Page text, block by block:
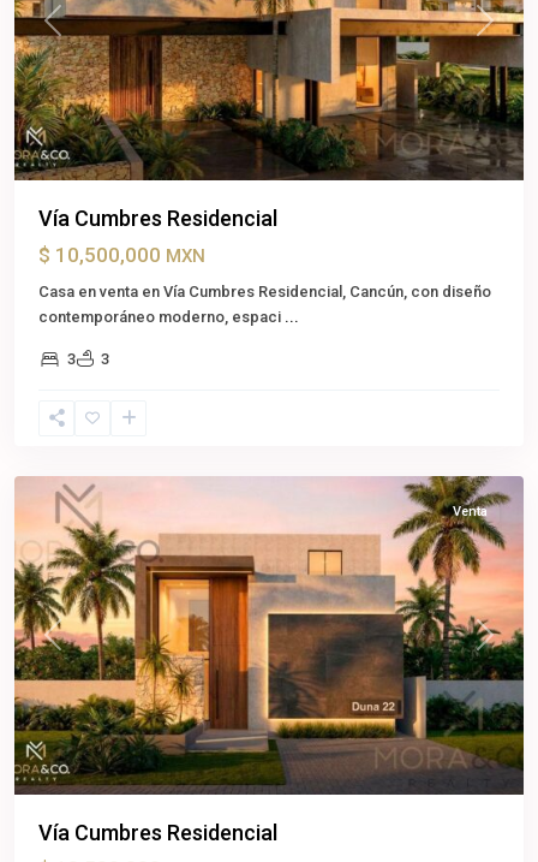
Previous Next
Vía Cumbres Residencial
$ 10,500,000 MXN
Casa en venta en Vía Cumbres Residencial, Cancún, con diseño
contemporáneo moderno, espaci ...
3 3
Benito
Previous Next
Venta
Vía Cumbres Residencial